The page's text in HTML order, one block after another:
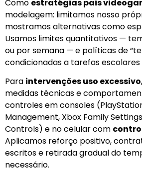
Como estratégias pais
modelagem: limitamos nosso
mostramos alternativas como
Usamos limites quantitativos —
ou por semana — e políticas de
condicionadas a tarefas escolares
Para intervenções uso excessivo
medidas técnicas e
controles em consoles
Management, Xbox Family
Controls) e no celular com
Aplicamos reforço positivo,
escritos e retirada gradual do
necessário.